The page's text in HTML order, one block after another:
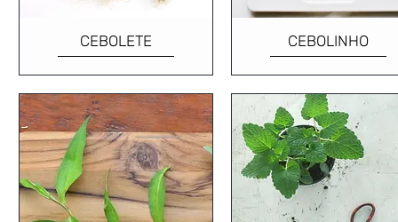
CEBOLETE CEBOLINHO